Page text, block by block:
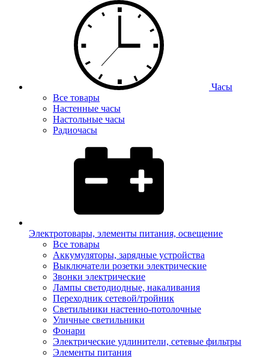
Часы
Все товары
Настенные часы
Настольные часы
Радиочасы
Электротовары, элементы питания, освещение
Все товары
Аккумуляторы, зарядные устройства
Выключатели розетки электрические
Звонки электрические
Лампы светодиодные, накаливания
Переходник сетевой/тройник
Светильники настенно-потолочные
Уличные светильники
Фонари
Электрические удлинители, сетевые фильтры
Элементы питания